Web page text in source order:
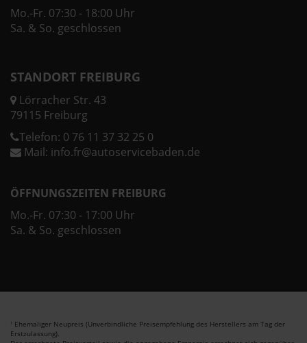
Mo.-Fr. 07:30 - 18:00 Uhr
Sa. & So. geschlossen
STANDORT FREIBURG
Lörracher Str. 43
79115 Freiburg
Telefon: 0 76 11 37 32 25 0
Mail: info.fr@autoservicebaden.de
ÖFFNUNGSZEITEN FREIBURG
Mo.-Fr. 07:30 - 17:00 Uhr
Sa. & So. geschlossen
1 Ehemaliger Neupreis (Unverbindliche Preisempfehlung des Herstellers am Tag der
Erstzulassung).